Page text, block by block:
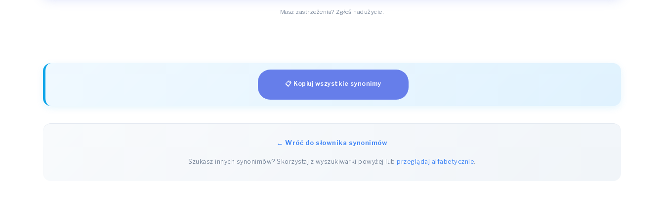
Masz zastrzeżenia? Zgłoś nadużycie.
📋 Kopiuj wszystkie synonimy
← Wróć do słownika synonimów
Szukasz innych synonimów? Skorzystaj z wyszukiwarki powyżej lubprzeglądaj alfabetycznie.